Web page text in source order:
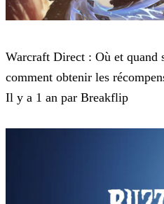
Warcraft Direct : Où et quand
comment obtenir les
Il y a 1 an par Breakflip